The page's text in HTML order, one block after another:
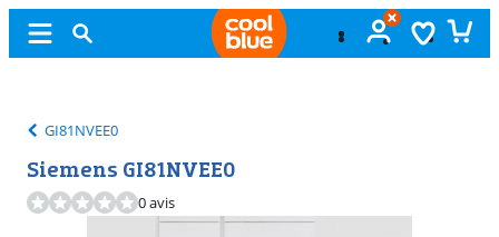
GI81NVEE0
Siemens GI81NVEE0
0 avis